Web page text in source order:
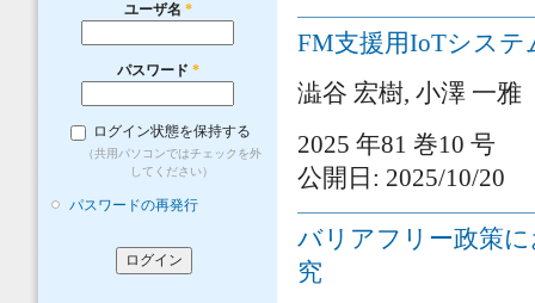
ユーザ名 *
パスワード *
ログイン状態を保持する
（共用パソコンではチェックを外
してください）
パスワードの再発行
FM支援用IoTシステ
澁谷 宏樹, 小澤 一雅
2025 年81 巻10 号
公開日: 2025/10/20
バリアフリー政策
究